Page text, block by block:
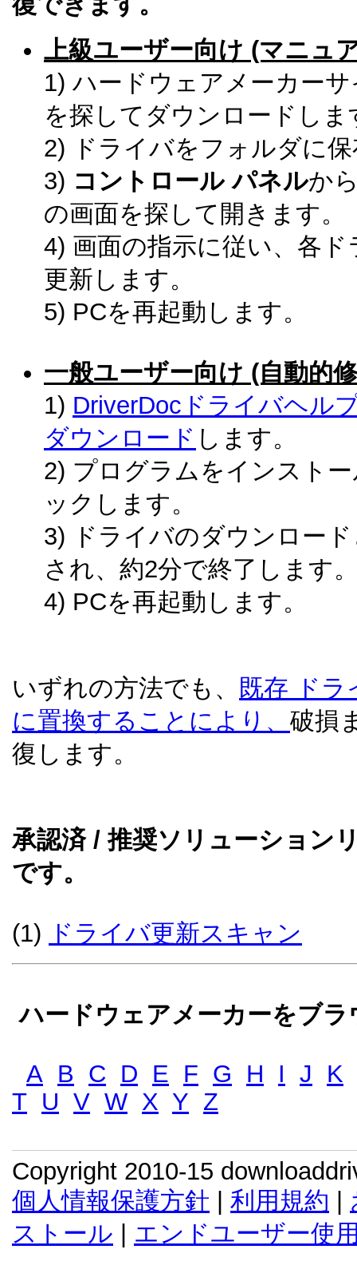
上級ユーザー向け (マニュ
1) ハードウェアメーカー
を探してダウンロードしま
2) ドライバをフォルダに
3) コントロール パネルか
の画面を探して開きます。
4) 画面の指示に従い、各
更新します。
5) PCを再起動します。
一般ユーザー向け (自動的
1) DriverDocドライバヘル
ダウンロード します。
2) プログラムをインスト
ックします。
3) ドライバのダウンロー
され、約2分で終了します
4) PCを再起動します。
いずれの方法でも、
既存 ドラ
に置換することにより、 破損
復します。
承認済 / 推奨ソリューション
です。
(1) ドライバ更新スキャン
ハードウェアメーカーをブ
A B C D E F G H I J
K
T U V W X Y Z
Copyright 2010-15
個人情報保護方針
利用規約
ストール
エンドユーザー使